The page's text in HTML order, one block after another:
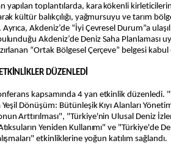
yapılan toplantılarda, kara kökenli
kültür balıkçılığı, yağmursuyu ve tarım
Akdeniz’de “İyi Çevresel Durum”a
Akdeniz’de Deniz Saha Planlaması
“Ortak Bölgesel Çerçeve” belgesi kabul
DÜZENLEDİ
kapsamında 4 yan etkinlik düzenledi.
Yeşil Dönüşüm: Bütünleşik Kıyı Alanları
Arttırılması", "Türkiye'nin Ulusal Deniz
Yeniden Kullanımı" ve "Türkiye'de
etkinliklerine yoğun katılım sağlandı.